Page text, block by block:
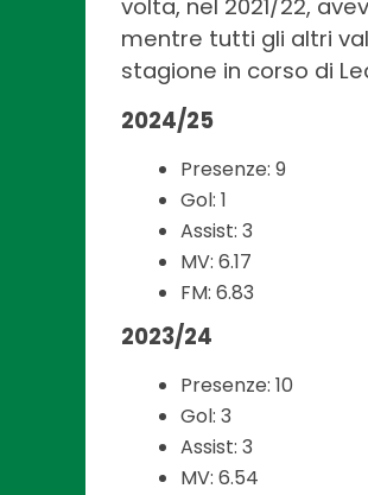
volta, nel 2021/22,
mentre tutti gli altri
stagione in corso di
2024/25
Presenze: 9
Gol: 1
Assist: 3
MV: 6.17
FM: 6.83
2023/24
Presenze: 10
Gol: 3
Assist: 3
MV: 6.54